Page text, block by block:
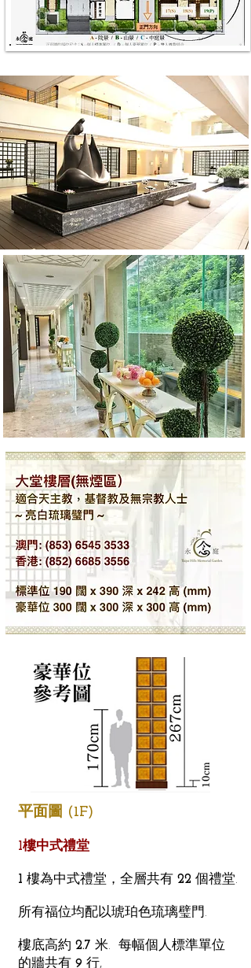
平面圖 (1F)
1樓中式禮堂
1 樓為中式禮堂，全層共有 22 個禮堂.
所有福位均配以琥珀色琉璃璧門.
樓底高約 2.7 米. 每幅個人標準單位
的牆共有 9 行,